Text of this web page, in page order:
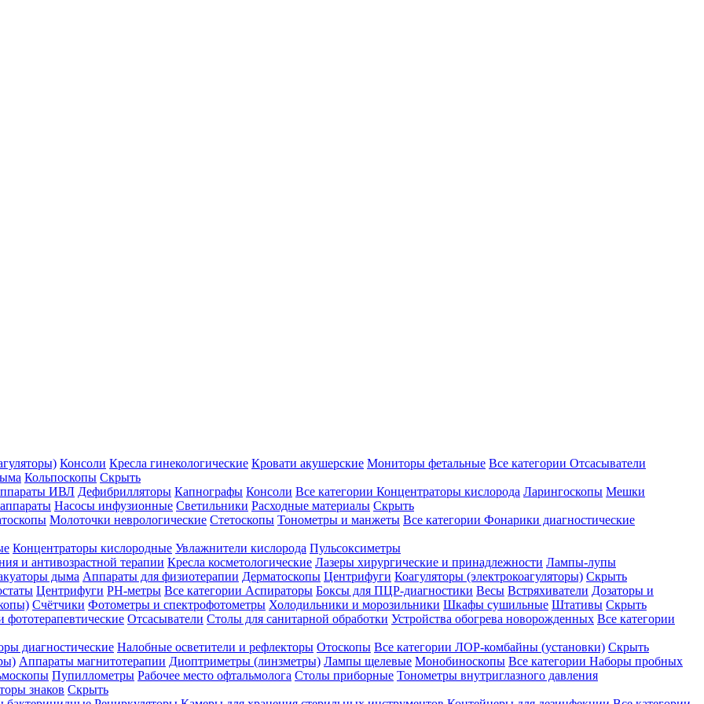
Консоли Кресла гинекологические Кровати акушерские Мониторы фетальные Все категории Отсасыватели
Кольпоскопы Скрыть
ИВЛ Дефибрилляторы Капнографы Консоли Все категории Концентраторы кислорода Ларингоскопы Мешки
Насосы инфузионные Светильники Расходные материалы Скрыть
Молоточки неврологические Стетоскопы Тонометры и манжеты Все категории Фонарики диагностические
Концентраторы кислородные Увлажнители кислорода Пульсоксиметры
и антивозрастной терапии Кресла косметологические Лазеры хирургические и принадлежности Лампы-лупы
дыма Аппараты для физиотерапии Дерматоскопы Центрифуги Коагуляторы (электрокоагуляторы) Скрыть
Центрифуги PH-метры Все категории Аспираторы Боксы для ПЦР-диагностики Весы Встряхиватели Дозаторы и
Счётчики Фотометры и спектрофотометры Холодильники и морозильники Шкафы сушильные Штативы Скрыть
фототерапевтические Отсасыватели Столы для санитарной обработки Устройства обогрева новорожденных Все категории
диагностические Налобные осветители и рефлекторы Отоскопы Все категории ЛОР-комбайны (установки) Скрыть
Аппараты магнитотерапии Диоптриметры (линзметры) Лампы щелевые Монобиноскопы Все категории Наборы пробных
Пупиллометры Рабочее место офтальмолога Столы приборные Тонометры внутриглазного давления
знаков Скрыть